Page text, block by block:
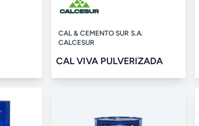
CAL & CEMENTO SUR S.A.
CALCESUR
CAL VIVA PULVERIZADA